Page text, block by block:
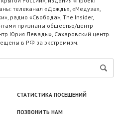
телеканал «Дождь», «Медуза»,
радио «Свобода», The Insider,
признаны общество/центр
Юрия Левады», Сахаровский центр.
в РФ за экстремизм.
СТАТИСТИКА ПОСЕЩЕНИЙ
ПОЗВОНИТЬ НАМ